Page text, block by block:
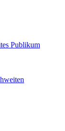
Publikum